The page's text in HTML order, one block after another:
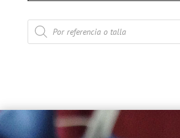
Búsqueda
de
productos